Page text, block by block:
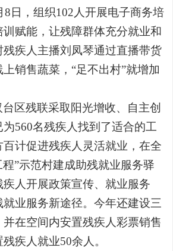
8日，组织102人开展电子商务培
赋能，让残障群体充分就业和
疾人主播刘凤琴通过直播带货
销售蔬菜，“足不出村”就增加
区残联采取阳光增收、自主创
560名残疾人找到了适合的工
计促进残疾人灵活就业，在全
程”示范村建成助残就业服务驿
人开展政策宣传、就业服务
业服务新途径。今年还建设三
在空间内安置残疾人彩票销售
疾人就业50余人。